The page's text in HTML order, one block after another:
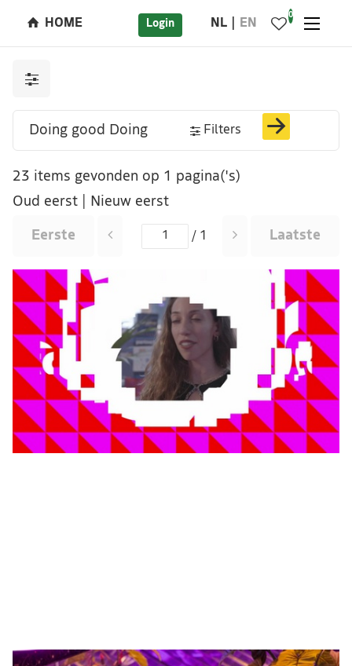
HOME Login NL EN
0
Filters
23 items gevonden op 1 pagina('s)
Oud eerst
Nieuw eerst
Eerste / 1 Laatste